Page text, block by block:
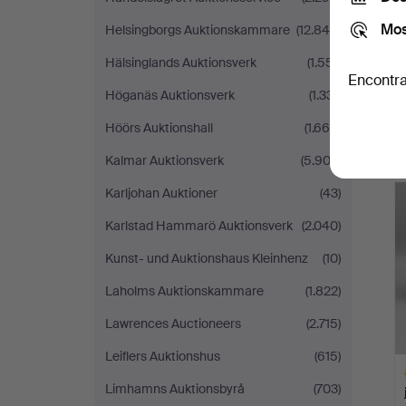
Helsingborgs Auktionskammare (12.840)
Hälsinglands Auktionsverk
(1.551)
Höganäs Auktionsverk
(1.331)
Höörs Auktionshall
(1.669)
Kalmar Auktionsverk
(5.903)
Karljohan Auktioner
(43)
Karlstad Hammarö Auktionsverk (2.040)
Kunst- und Auktionshaus Kleinhenz
(10)
Laholms Auktionskammare
(1.822)
Lawrences Auctioneers
(2.715)
Leiflers Auktionshus
(615)
Limhamns Auktionsbyrå
(703)